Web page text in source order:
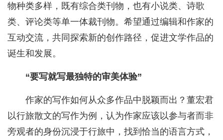
物种类多样，既有综合类刊物，也有小说类、诗歌
类、评论类等单一体裁刊物。希望通过编辑和作家的
互动交流，共同探索新的创作路径，促进文学作品的
诞生和发展。
“要写就写最独特的审美体验”
作家的写作如何从众多作品中脱颖而出？董宏君
以行旅散文的写作为例，认为作家应该以参与者而非
旁观者的身份沉浸于行旅中，找到恰当的语言方式，